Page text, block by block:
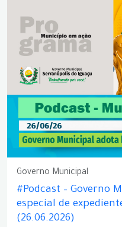
Governo Municipal
#Podcast – Governo
especial de
(26.06.2026)